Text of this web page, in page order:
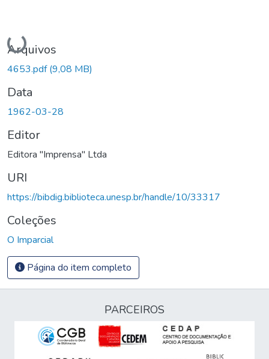
Carregando...
Arquivos
4653.pdf(9,08 MB)
Data
1962-03-28
Editor
Editora "Imprensa" Ltda
URI
https://bibdig.biblioteca.unesp.br/handle/10/33317
Coleções
O Imparcial
Página do item completo
PARCEIROS